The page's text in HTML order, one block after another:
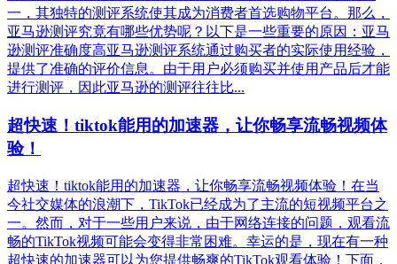
一，其独特的测评系统使其成为消费者首选购物平台。那么，
亚马逊测评究竟有哪些优势呢？以下是一些重要的原因：亚马
逊测评准确度高亚马逊测评系统通过购买者的实际使用经验，
提供了准确的评价信息。由于用户必须购买并使用产品后才能
进行测评，因此亚马逊的测评往往比...
超快速！tiktok能用的加速器，让你畅享流畅视频体
验！
超快速！tiktok能用的加速器，让你畅享流畅视频体验！在当
今社交媒体的浪潮下，TikTok已经成为了主流的短视频平台之
一。然而，对于一些用户来说，由于网络连接的问题，观看流
畅的TikTok视频可能会变得非常困难。幸运的是，现在有一种
超快速的加速器可以为您提供畅爽的TikTok观看体验！下面，